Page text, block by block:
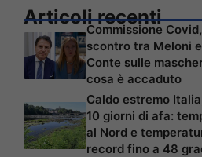
Articoli recenti
Commissione Covid,
scontro tra Meloni e
Conte sulle
cosa è accaduto
Caldo estremo
10 giorni di afa:
al Nord e
record fino a 48